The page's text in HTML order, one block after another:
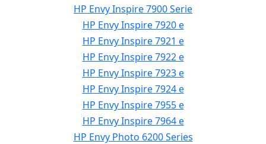
HP Envy Inspire 7900 Serie
HP Envy Inspire 7920 e
HP Envy Inspire 7921 e
HP Envy Inspire 7922 e
HP Envy Inspire 7923 e
HP Envy Inspire 7924 e
HP Envy Inspire 7955 e
HP Envy Inspire 7964 e
HP Envy Photo 6200 Series